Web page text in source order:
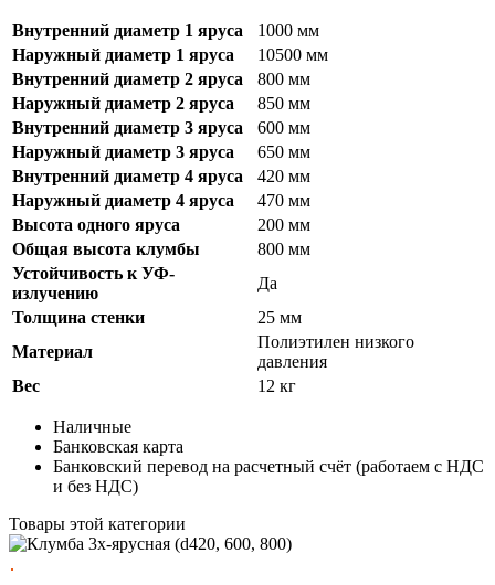
Внутренний диаметр 1 яруса
1000 мм
Наружный диаметр 1 яруса
10500 мм
Внутренний диаметр 2 яруса
800 мм
Наружный диаметр 2 яруса
850 мм
Внутренний диаметр 3 яруса
600 мм
Наружный диаметр 3 яруса
650 мм
Внутренний диаметр 4 яруса
420 мм
Наружный диаметр 4 яруса
470 мм
Высота одного яруса
200 мм
Общая высота клумбы
800 мм
Устойчивость к УФ-
излучению
Да
Толщина стенки
25 мм
Материал
Полиэтилен низкого
давления
Вес
12 кг
Наличные
Банковская карта
Банковский перевод на расчетный счёт (работаем с НДС
и без НДС)
Товары этой категории